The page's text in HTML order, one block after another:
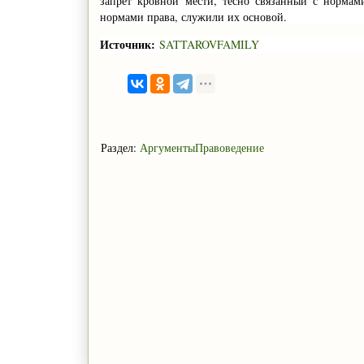
нормами права, служили их основой.
Источник:SATTAROVFAMILY
Раздел: АргументыПравоведение